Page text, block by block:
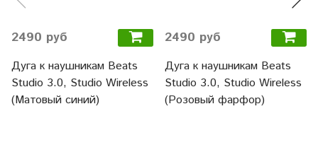
2490 руб
Дуга к наушникам Beats
Studio 3.0, Studio Wireless
(Матовый синий)
2490 руб
Дуга к наушникам Beats
Studio 3.0, Studio Wireless
(Розовый фарфор)